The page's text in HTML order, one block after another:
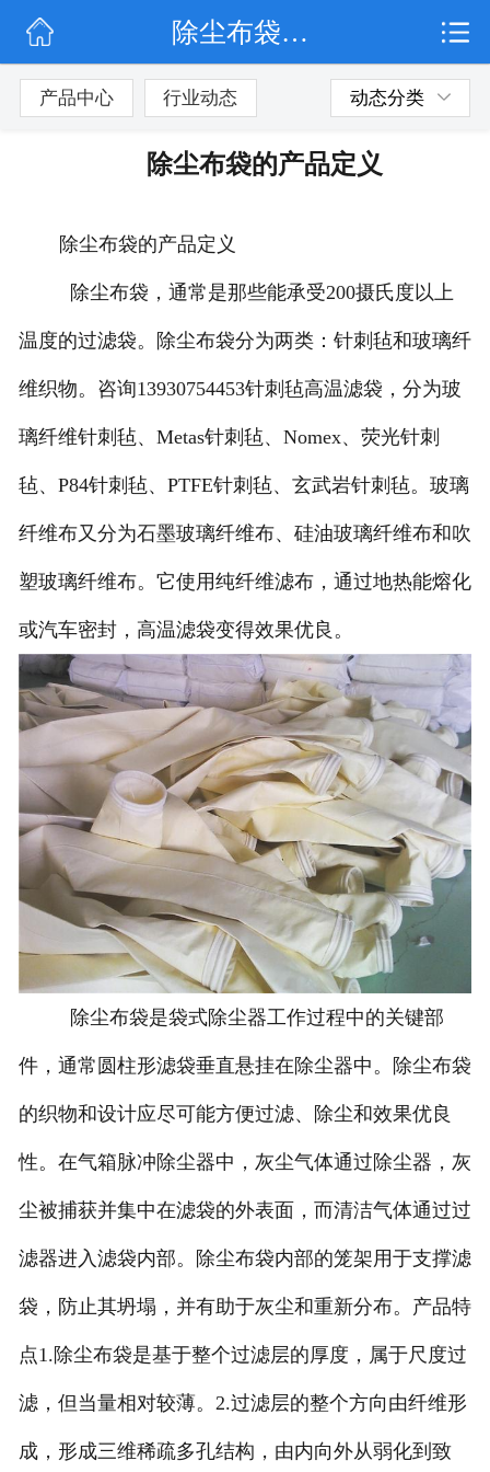
公司简介
除尘布袋的产品定义
产品中心 行业动态 动态分类
除尘布袋的产品定义
除尘布袋的产品定义
除尘布袋，通常是那些能承受200摄氏度以上
温度的过滤袋。除尘布袋分为两类：针刺毡和玻璃纤
维织物。咨询13930754453针刺毡高温滤袋，分为玻
璃纤维针刺毡、Metas针刺毡、Nomex、荧光针刺
毡、P84针刺毡、PTFE针刺毡、玄武岩针刺毡。玻璃
纤维布又分为石墨玻璃纤维布、硅油玻璃纤维布和吹
塑玻璃纤维布。它使用纯纤维滤布，通过地热能熔化
或汽车密封，高温滤袋变得效果优良。
除尘布袋是袋式除尘器工作过程中的关键部
件，通常圆柱形滤袋垂直悬挂在除尘器中。除尘布袋
的织物和设计应尽可能方便过滤、除尘和效果优良
性。在气箱脉冲除尘器中，灰尘气体通过除尘器，灰
尘被捕获并集中在滤袋的外表面，而清洁气体通过过
滤器进入滤袋内部。除尘布袋内部的笼架用于支撑滤
袋，防止其坍塌，并有助于灰尘和重新分布。产品特
点1.除尘布袋是基于整个过滤层的厚度，属于尺度过
滤，但当量相对较薄。2.过滤层的整个方向由纤维形
成，形成三维稀疏多孔结构，由内向外从弱化到致